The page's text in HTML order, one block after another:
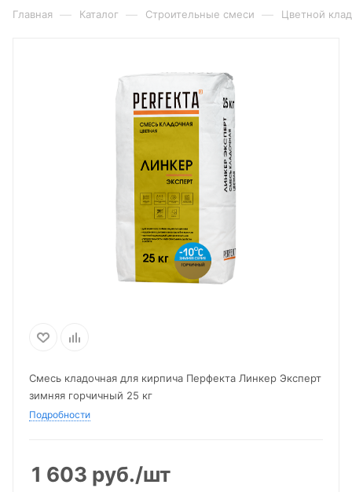
Главная — Каталог — Строительные смеси — Цветной
Смесь кладочная для кирпича Перфекта Линкер Эксперт
зимняя горчичный 25 кг
Подробности
1 603 руб./шт